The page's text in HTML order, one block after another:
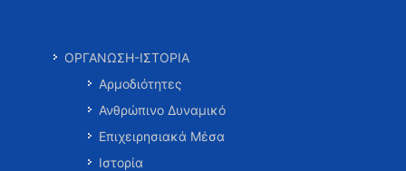
ΟΡΓΑΝΩΣΗ-ΙΣΤΟΡΙΑ
Αρμοδιότητες
Ανθρώπινο Δυναμικό
Επιχειρησιακά Μέσα
Ιστορία